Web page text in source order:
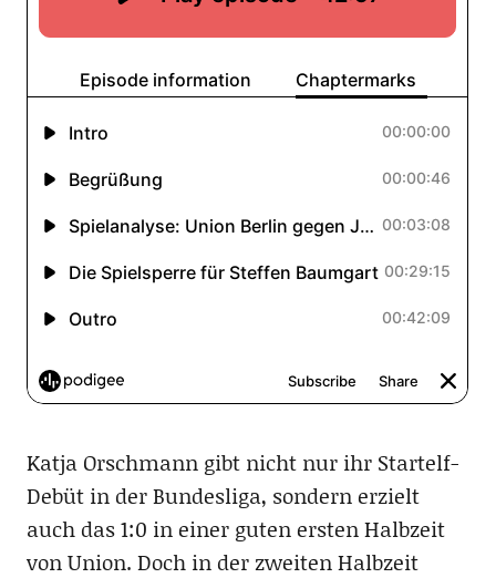
Katja Orschmann gibt nicht nur ihr Startelf-
Debüt in der Bundesliga, sondern erzielt
auch das 1:0 in einer guten ersten Halbzeit
von Union. Doch in der zweiten Halbzeit